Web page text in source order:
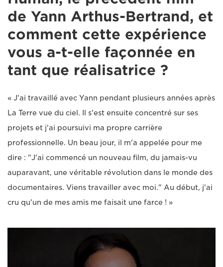
de Yann Arthus-Bertrand, et
comment cette expérience
vous a-t-elle façonnée en
tant que réalisatrice ?
« J'ai travaillé avec Yann pendant plusieurs années après
La Terre vue du ciel. Il s'est ensuite concentré sur ses
projets et j'ai poursuivi ma propre carrière
professionnelle. Un beau jour, il m'a appelée pour me
dire : "J'ai commencé un nouveau film, du jamais-vu
auparavant, une véritable révolution dans le monde des
documentaires. Viens travailler avec moi." Au début, j'ai
cru qu'un de mes amis me faisait une farce ! »